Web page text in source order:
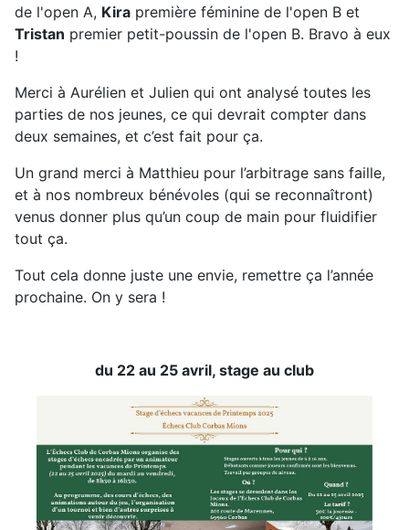
de l'open A, Kira première féminine de l'open B et
Tristan premier petit-poussin de l'open B. Bravo à eux
!
Merci à Aurélien et Julien qui ont analysé toutes les
parties de nos jeunes, ce qui devrait compter dans
deux semaines, et c’est fait pour ça.
Un grand merci à Matthieu pour l’arbitrage sans faille,
et à nos nombreux bénévoles (qui se reconnaîtront)
venus donner plus qu’un coup de main pour fluidifier
tout ça.
Tout cela donne juste une envie, remettre ça l’année
prochaine. On y sera !
du 22 au 25 avril, stage au club